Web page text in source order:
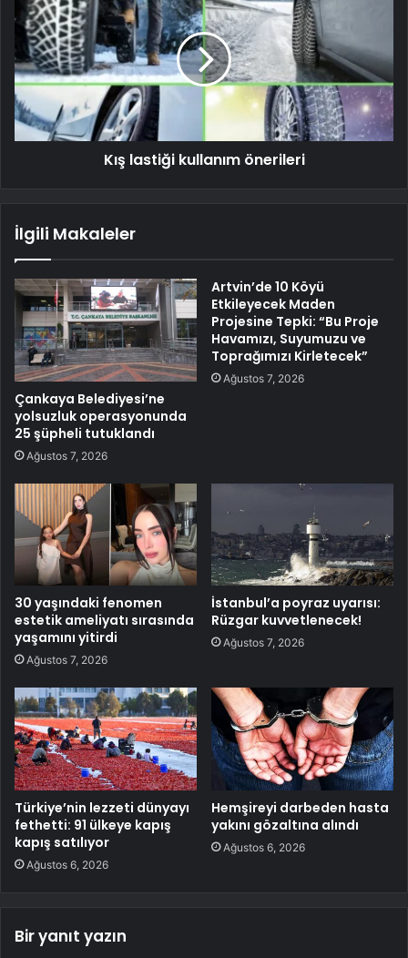
Kış lastiği kullanım önerileri
İlgili Makaleler
Çankaya Belediyesi’ne
yolsuzluk operasyonunda
25 şüpheli tutuklandı
Ağustos 7, 2026
Artvin’de 10 Köyü
Etkileyecek Maden
Projesine Tepki: “Bu Proje
Havamızı, Suyumuzu ve
Toprağımızı Kirletecek”
Ağustos 7, 2026
30 yaşındaki fenomen
estetik ameliyatı sırasında
yaşamını yitirdi
Ağustos 7, 2026
İstanbul’a poyraz uyarısı:
Rüzgar kuvvetlenecek!
Ağustos 7, 2026
Türkiye’nin lezzeti dünyayı
fethetti: 91 ülkeye kapış
kapış satılıyor
Ağustos 6, 2026
Hemşireyi darbeden hasta
yakını gözaltına alındı
Ağustos 6, 2026
Bir yanıt yazın